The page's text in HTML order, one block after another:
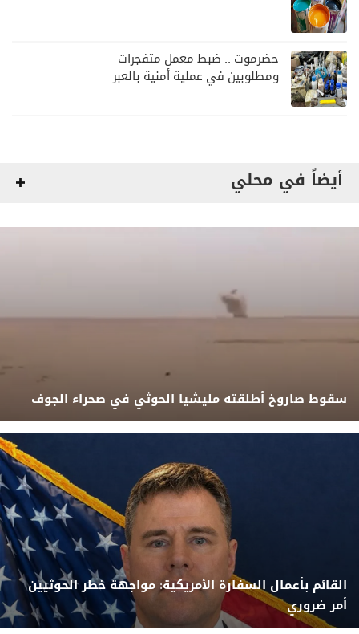
حضرموت .. ضبط معمل متفجرات
ومطلوبين في عملية أمنية بالعبر
أيضاً في محلي
سقوط صاروخ أطلقته مليشيا الحوثي في صحراء الجوف
القائم بأعمال السفارة الأمريكية: مواجهة خطر الحوثيين
أمر ضروري